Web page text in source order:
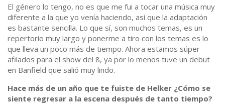
El género lo tengo, no es que me fui a tocar una música muy
diferente a la que yo venía haciendo, así que la adaptación
es bastante sencilla. Lo que sí, son muchos temas, es un
repertorio muy largo y ponerme a tiro con los temas es lo
que lleva un poco más de tiempo. Ahora estamos súper
afilados para el show del 8, ya por lo menos tuve un debut
en Banfield que salió muy lindo.
Hace más de un año que te fuiste de Helker ¿Cómo se
siente regresar a la escena después de tanto tiempo?